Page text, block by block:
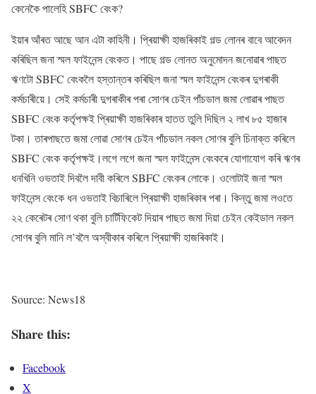
কেনেকৈ পালেহি SBFC বেংক?
ইয়াৰ আঁৰত আছে আন এটা কাহিনী। প্ৰিয়াক্ষী হাজৰিকাই গল্ড লোনৰ বাবে আবেদন
কৰিছিল জনা স্মল ফাইনেন্স বেংকত। পাছে গল্ড লোনত অনুমোদন জনোৱাৰ পাছত
ঋণটো SBFC বেংকলৈ হস্তান্তৰ কৰিছিল জনা স্মল ফাইনেন্স বেংকৰ দুগৰাকী
কৰ্মচাৰীয়ে। সেই কৰ্মচাৰী দুগৰাকীৰ পৰা সোণৰ চেইন পাঁচডাল জমা লোৱাৰ পাছত
SBFC বেংক কৰ্তৃপক্ষই প্ৰিয়াক্ষী হাজৰিকাৰ হাতত তুলি দিছিল ২ লাখ ৮৫ হাজাৰ
টকা। তাৰপাছতে জমা লোৱা সোণৰ চেইন পাঁচডাল নকল সোণৰ বুলি চিনাক্ত কৰিলে
SBFC বেংক কৰ্তৃপক্ষই।লগে লগে জনা স্মল ফাইনেন্স বেংকৰে যোগাযোগ কৰি ঋণৰ
ধনখিনি ওভতাই দিবলৈ দাবী কৰিলে SBFC বেংকৰ লোকে। ওলোটাই জনা স্মল
ফাইনেন্স বেংকে ধন ওভতাই বিচাৰিলে প্ৰিয়াক্ষী হাজৰিকাৰ পৰা। কিন্তু জমা লওতে
২২ কেৰেটৰ সোণ থকা বুলি চাৰ্টিফিকেট দিয়াৰ পাছত জমা দিয়া চেইন কেইডাল নকল
সোণৰ বুলি মানি ল’বলৈ অস্বীকাৰ কৰিলে প্ৰিয়াক্ষী হাজৰিকাই।
Source: News18
Share this:
Facebook
X